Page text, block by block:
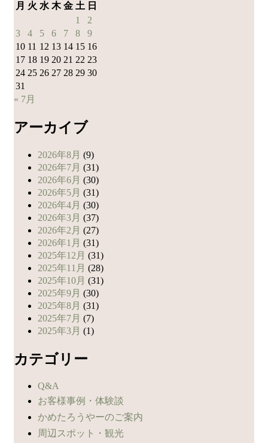
月 火 水 木 金 土 日
1
2
3
4 5 6 7 8
9
10 11 12 13 14 15 16
17 18 19 20 21 22 23
24 25 26 27 28 29 30
31
« 7月
アーカイブ
2026年8月 (9)
2026年7月 (31)
2026年6月 (30)
2026年5月 (31)
2026年4月 (30)
2026年3月 (37)
2026年2月 (27)
2026年1月 (31)
2025年12月 (31)
2025年11月 (28)
2025年10月 (31)
2025年9月 (30)
2025年8月 (31)
2025年7月 (7)
2025年3月 (1)
カテゴリー
Q&A
お客様事例・体験談
かめたろうやーのご案内
周辺スポット・観光